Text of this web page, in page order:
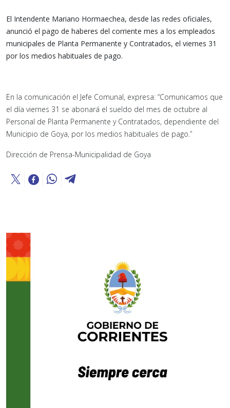
El Intendente Mariano Hormaechea, desde las redes oficiales,
anunció el pago de haberes del corriente mes a los empleados
municipales de Planta Permanente y Contratados, el viernes 31
por los medios habituales de pago.
En la comunicación el Jefe Comunal, expresa: “Comunicamos que
el día viernes 31 se abonará el sueldo del mes de octubre al
Personal de Planta Permanente y Contratados, dependiente del
Municipio de Goya, por los medios habituales de pago.”
Dirección de Prensa-Municipalidad de Goya